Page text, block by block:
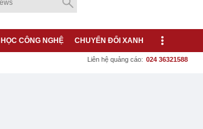
CÔNG NGHỆ CHUYỂN ĐỔI XANH
Liên hệ quảng cáo: 024 36321588